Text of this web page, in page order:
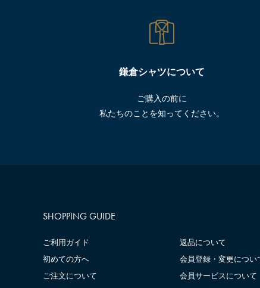
鎌倉シャツについて
ご購入の前に
私たちのことを知ってください。
SHOPPING GUIDE
ご利用ガイド
初めての方へ
ご注文について
返品について
会員登録・変更につい
会員サービスについて